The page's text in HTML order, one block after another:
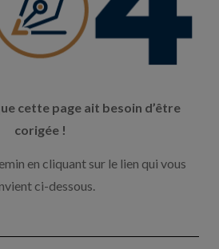
cette page ait besoin d’être
corigée !
en cliquant sur le lien qui vous
ci-dessous.